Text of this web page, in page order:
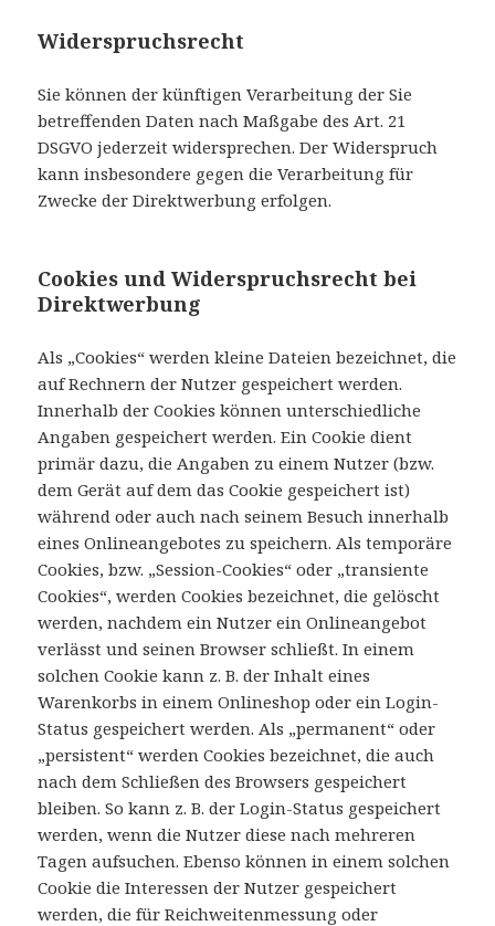
Widerspruchsrecht
Sie können der künftigen Verarbeitung der Sie
betreffenden Daten nach Maßgabe des Art. 21
DSGVO jederzeit widersprechen. Der Widerspruch
kann insbesondere gegen die Verarbeitung für
Zwecke der Direktwerbung erfolgen.
Cookies und Widerspruchsrecht bei
Direktwerbung
Als „Cookies“ werden kleine Dateien bezeichnet, die
auf Rechnern der Nutzer gespeichert werden.
Innerhalb der Cookies können unterschiedliche
Angaben gespeichert werden. Ein Cookie dient
primär dazu, die Angaben zu einem Nutzer (bzw.
dem Gerät auf dem das Cookie gespeichert ist)
während oder auch nach seinem Besuch innerhalb
eines Onlineangebotes zu speichern. Als temporäre
Cookies, bzw. „Session-Cookies“ oder „transiente
Cookies“, werden Cookies bezeichnet, die gelöscht
werden, nachdem ein Nutzer ein Onlineangebot
verlässt und seinen Browser schließt. In einem
solchen Cookie kann z. B. der Inhalt eines
Warenkorbs in einem Onlineshop oder ein Login-
Status gespeichert werden. Als „permanent“ oder
„persistent“ werden Cookies bezeichnet, die auch
nach dem Schließen des Browsers gespeichert
bleiben. So kann z. B. der Login-Status gespeichert
werden, wenn die Nutzer diese nach mehreren
Tagen aufsuchen. Ebenso können in einem solchen
Cookie die Interessen der Nutzer gespeichert
werden, die für Reichweitenmessung oder